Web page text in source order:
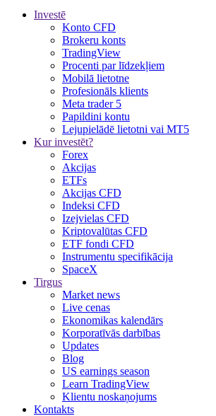
Investē
Konto CFD
Brokeru konts
TradingView
Procenti par līdzekļiem
Mobilā lietotne
Profesionāls klients
Meta trader 5
Papildini kontu
Lejupielādē lietotni vai MT5
Kur investēt?
Forex
Akcijas
ETFs
Akcijas CFD
Indeksi CFD
Izejvielas CFD
Kriptovalūtas CFD
ETF fondi CFD
Instrumentu specifikācija
SpaceX
Tirgus
Market news
Live cenas
Ekonomikas kalendārs
Korporatīvās darbības
Updates
Blog
US earnings season
Learn TradingView
Klientu noskaņojums
Kontakts